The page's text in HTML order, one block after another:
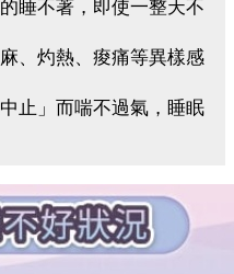
睡不著，即使一整天不
、灼熱、痠痛等異樣感
止」而喘不過氣，睡眠